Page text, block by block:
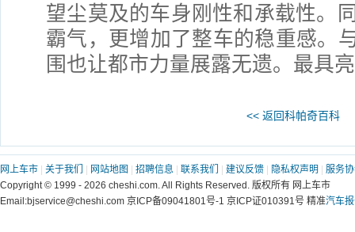
望尘莫及的车身刚性和承载性。
霸气，更增加了整车的稳重感。
围也让都市力量展露无遗。最具
<< 返回科帕奇百科
网上车市 关于我们 网站地图 招聘信息 联系我们 建议反馈 隐私权声明
服务
Copyright © 1999 - 2026 cheshi.com. All Rights Reserved. 版权所有 网上车市
Email:bjservice@cheshi.com 京ICP备09041801号-1 京ICP证010391号 精准汽车